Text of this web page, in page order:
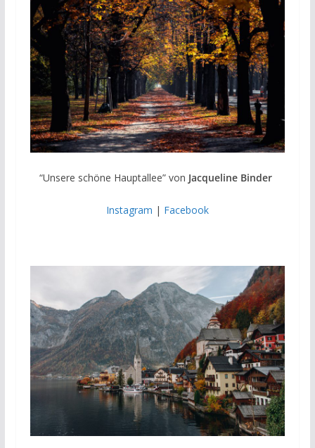
“Unsere schöne Hauptallee” von Jacqueline Binder
Instagram | Facebook